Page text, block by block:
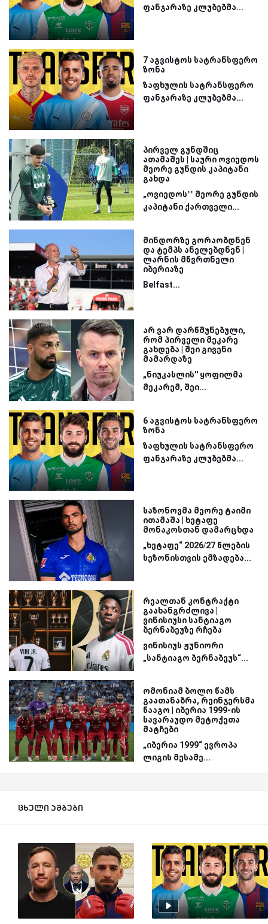
ფანჯარაზე კლუბებმა...
7 აგვისტოს სატრანსფერო
ზონა
ზაფხულის სატრანსფერო
ფანჯარაზე კლუბებმა...
პირველ გუნდშიც
ათამაშეს | საური ოვიედოს
მეორე გუნდის კაპიტანი
გახდა
„ოვიედოს’’ მეორე გუნდის
კაპიტანი ქართველი...
მინდორზე გორაობდნენ
და ტემპს ანელებდნენ |
ლარნის მწვრთნელი
იბერიაზე
Belfast...
არ ვარ დარწმუნებული,
რომ პირველი მეკარე
გახდება | შეი გივენი
მამარდაზე
„ნიუკასლის'' ყოფილმა
მეკარემ, შეი...
6 აგვისტოს სატრანსფერო
ზონა
ზაფხულის სატრანსფერო
ფანჯარაზე კლუბებმა...
საზონოვმა მეორე ტაიმი
ითამაშა | ხეტაფე
მონაკოსთან დამარცხდა
„ხეტაფე“ 2026/27 წლების
სეზონისთვის ემზადება...
რეალთან კონტრაქტი
გაახანგრძლივა |
ვინისიუსი სანტიაგო
ბერნაბეუზე რჩება
ვინისიუს ჟუნიორი
„სანტიაგო ბერნაბეუს“...
ომონიამ ბოლო წამს
გაათანაბრა, რეინჯერსმა
წააგო | იბერია 1999-ის
სავარაუდო მეტოქეთა
მატჩები
„იბერია 1999“ ევროპა
ლიგის მესამე...
ცხელი ამბები